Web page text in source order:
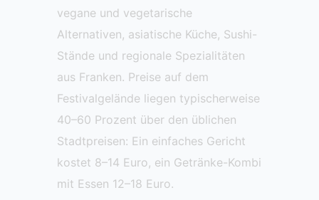
vegane und vegetarische
Alternativen, asiatische Küche, Sushi-
Stände und regionale Spezialitäten
aus Franken. Preise auf dem
Festivalgelände liegen typischerweise
40–60 Prozent über den üblichen
Stadtpreisen: Ein einfaches Gericht
kostet 8–14 Euro, ein Getränke-Kombi
mit Essen 12–18 Euro.